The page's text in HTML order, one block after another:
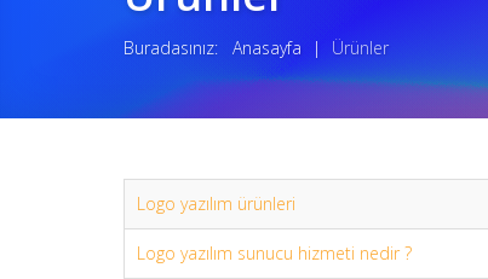
Buradasınız: Anasayfa | Ürünler
Logo yazılım ürünleri
Logo yazılım sunucu hizmeti nedir ?